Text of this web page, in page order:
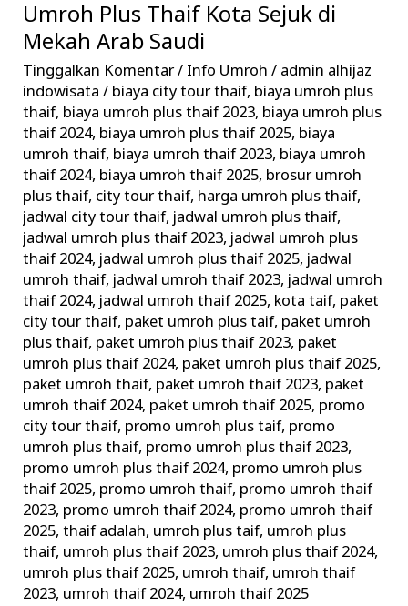
Umroh Plus Thaif Kota Sejuk di
Mekah Arab Saudi
Tinggalkan Komentar/ Info Umroh / admin alhijaz
indowisata/ biaya city tour thaif, biaya umroh plus
thaif, biaya umroh plus thaif 2023, biaya umroh plus
thaif 2024, biaya umroh plus thaif 2025, biaya
umroh thaif, biaya umroh thaif 2023, biaya umroh
thaif 2024, biaya umroh thaif 2025, brosur umroh
plus thaif, city tour thaif, harga umroh plus thaif,
jadwal city tour thaif, jadwal umroh plus thaif,
jadwal umroh plus thaif 2023, jadwal umroh plus
thaif 2024, jadwal umroh plus thaif 2025, jadwal
umroh thaif, jadwal umroh thaif 2023, jadwal umroh
thaif 2024, jadwal umroh thaif 2025, kota taif, paket
city tour thaif, paket umroh plus taif, paket umroh
plus thaif, paket umroh plus thaif 2023, paket
umroh plus thaif 2024, paket umroh plus thaif 2025,
paket umroh thaif, paket umroh thaif 2023, paket
umroh thaif 2024, paket umroh thaif 2025, promo
city tour thaif, promo umroh plus taif, promo
umroh plus thaif, promo umroh plus thaif 2023,
promo umroh plus thaif 2024, promo umroh plus
thaif 2025, promo umroh thaif, promo umroh thaif
2023, promo umroh thaif 2024, promo umroh thaif
2025,thaif adalah, umroh plus taif, umroh plus
thaif, umroh plus thaif 2023, umroh plus thaif 2024,
umroh plus thaif 2025, umroh thaif, umroh thaif
2023, umroh thaif 2024, umroh thaif 2025
Umroh
Plus
Thaif
Kota
Sejuk
di
Mekah
Arab
Saudi